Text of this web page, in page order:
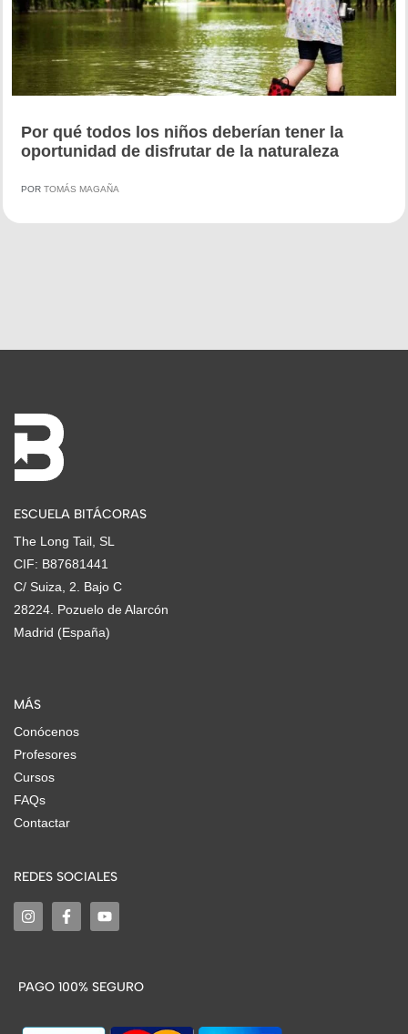
Por qué todos los niños deberían tener la
oportunidad de disfrutar de la naturaleza
POR TOMÁS MAGAÑA
ESCUELA BITÁCORAS
The Long Tail, SL
CIF: B87681441
C/ Suiza, 2. Bajo C
28224. Pozuelo de Alarcón
Madrid (España)
MÁS
Conócenos
Profesores
Cursos
FAQs
Contactar
REDES SOCIALES
PAGO 100% SEGURO